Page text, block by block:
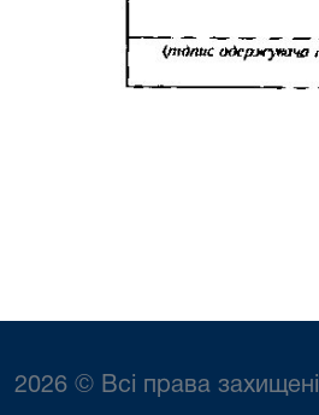
2026 © Всі права захищені